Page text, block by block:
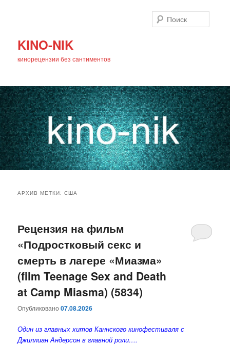
KINO-NIK
кинорецензии без сантиментов
основному
содержимому
дополнительному
содержимому
АРХИВ МЕТКИ:США
Рецензия на фильм
«Подростковый секс и
смерть в лагере «Миазма»
(film Teenage Sex and Death
at Camp Miasma) (5834)
Опубликовано07.08.2026
Один из главных хитов Каннского кинофестиваля с
Джиллиан Андерсон в главной роли….